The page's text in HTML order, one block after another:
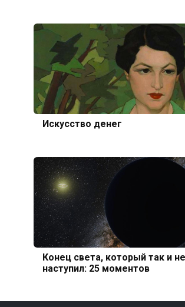
Искусcтво денег
Конец света, который так и не
наступил: 25 моментов